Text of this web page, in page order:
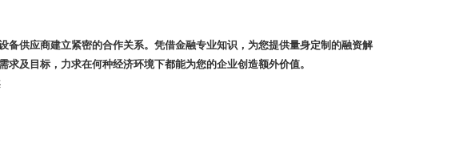
备供应商建立紧密的合作关系。凭借金融专业知识，为您提供量身定制的融资解
及目标，力求在何种经济环境下都能为您的企业创造额外价值。